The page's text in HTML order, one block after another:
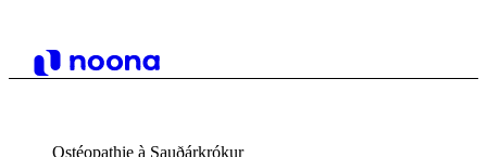
Ostéopathie à Sauðárkrókur